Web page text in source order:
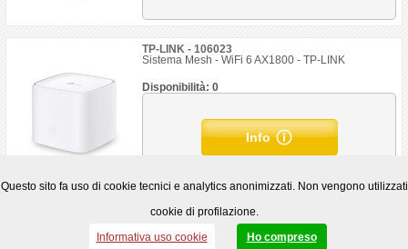
TP-LINK - 106023
Sistema Mesh - WiFi 6 AX1800 - TP-LINK
Disponibilità: 0
Info
TP-LINK - 106024
Router F (FTTH* | FTTB | Ethernet) - Wi-Fi 6
AX1500 - TP-LINK
Questo sito fa uso di cookie tecnici e analytics anonimizzati. Non vengono utilizzati
cookie di profilazione.
Informativa uso cookie
Ho compreso